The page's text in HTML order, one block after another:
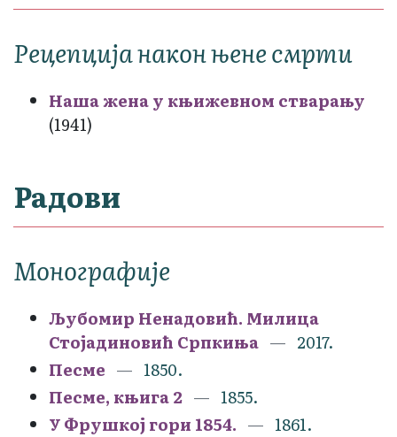
Рецепција након њене смрти
Наша жена у књижевном стварању
(1941)
Радови
Монографије
Љубомир Ненадовић. Милица
Стојадиновић Српкиња
2017.
Песме
1850.
Песме, књига 2
1855.
У Фрушкој гори 1854.
1861.